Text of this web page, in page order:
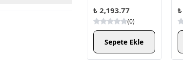
₺ 2,193.77
(0)
Sepete Ekle